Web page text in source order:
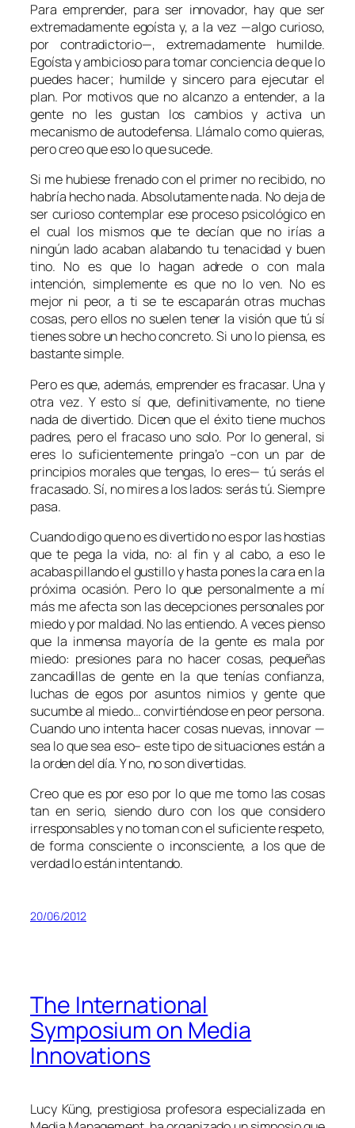
Para emprender, para ser innovador, hay que ser
extremadamente egoísta y, a la vez —algo curioso,
por contradictorio—, extremadamente humilde.
Egoísta y ambicioso para tomar conciencia de que lo
puedes hacer; humilde y sincero para ejecutar el
plan. Por motivos que no alcanzo a entender, a la
gente no les gustan los cambios y activa un
mecanismo de autodefensa. Llámalo como quieras,
pero creo que eso lo que sucede.
Si me hubiese frenado con el primer no recibido, no
habría hecho nada. Absolutamente nada. No deja de
ser curioso contemplar ese proceso psicológico en
el cual los mismos que te decían que no irías a
ningún lado acaban alabando tu tenacidad y buen
tino. No es que lo hagan adrede o con mala
intención, simplemente es que no lo ven. No es
mejor ni peor, a ti se te escaparán otras muchas
cosas, pero ellos no suelen tener la visión que tú sí
tienes sobre un hecho concreto. Si uno lo piensa, es
bastante simple.
Pero es que, además, emprender es fracasar. Una y
otra vez. Y esto sí que, definitivamente, no tiene
nada de divertido. Dicen que el éxito tiene muchos
padres, pero el fracaso uno solo. Por lo general, si
eres lo suficientemente pringa’o –con un par de
principios morales que tengas, lo eres— tú serás el
fracasado. Sí, no mires a los lados: serás tú. Siempre
pasa.
Cuando digo que no es divertido no es por las hostias
que te pega la vida, no: al fin y al cabo, a eso le
acabas pillando el gustillo y hasta pones la cara en la
próxima ocasión. Pero lo que personalmente a mí
más me afecta son las decepciones personales por
miedo y por maldad. No las entiendo. A veces pienso
que la inmensa mayoría de la gente es mala por
miedo: presiones para no hacer cosas, pequeñas
zancadillas de gente en la que tenías confianza,
luchas de egos por asuntos nimios y gente que
sucumbe al miedo… convirtiéndose en peor persona.
Cuando uno intenta hacer cosas nuevas, innovar —
sea lo que sea eso– este tipo de situaciones están a
la orden del día. Y no, no son divertidas.
Creo que es por eso por lo que me tomo las cosas
tan en serio, siendo duro con los que considero
irresponsables y no toman con el suficiente respeto,
de forma consciente o inconsciente, a los que de
verdad lo están intentando.
20/06/2012
The International
Symposium on Media
Innovations
Lucy Küng, prestigiosa profesora especializada en